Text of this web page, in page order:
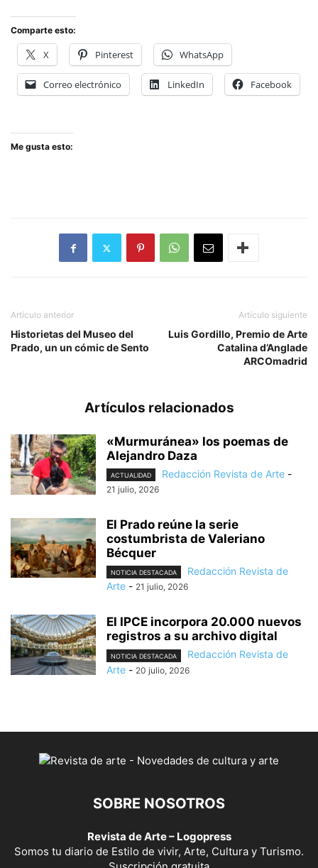
Comparte esto:
X Pinterest WhatsApp
Correo electrónico LinkedIn Facebook
Me gusta esto:
Artículo anterior
Historietas del Museo del
Prado, un un cómic de Sento
Artículo siguiente
Luis Gordillo, Premio de Arte
Catalina d’Anglade
ARCOmadrid
Artículos relacionados
«Murmuránea» los poemas de
Alejandro Daza
ACTUALIDAD Redacción Revista de Arte -
21 julio, 2026
El Prado reúne la serie
costumbrista de Valeriano
Bécquer
NOTICIA DESTACADA
Redacción Revista de
Arte - 21 julio, 2026
El IPCE incorpora 20.000 nuevos
registros a su archivo digital
NOTICIA DESTACADA
Redacción Revista de
Arte - 20 julio, 2026
SOBRE NOSOTROS
Revista de Arte – Logopress
Somos tu diario de Estilo de vivir, Arte, Cultura y Turismo.